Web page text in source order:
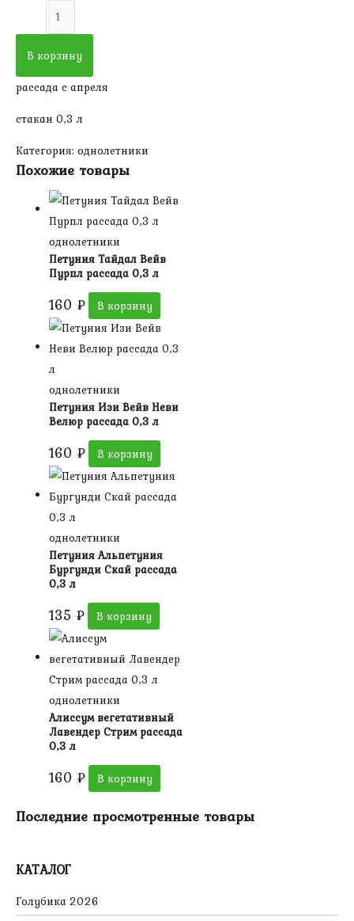
КАТАЛОГ
Голубика 2026
Количество
товара
Петуния
Ред
рассада
л
В корзину
рассада с апреля
стакан 0,3 л
Категория: однолетники
Похожие товары
однолетники
Петуния Тайдал Вейв
Пурпл рассада 0,3 л
160 ₽ В корзину
однолетники
Петуния Изи Вейв Неви
Велюр рассада 0,3 л
160 ₽ В корзину
однолетники
Петуния Альпетуния
Бургунди Скай рассада
0,3 л
135 ₽ В корзину
однолетники
Алиссум вегетативный
Лавендер Стрим рассада
0,3 л
160 ₽ В корзину
Последние просмотренные товары